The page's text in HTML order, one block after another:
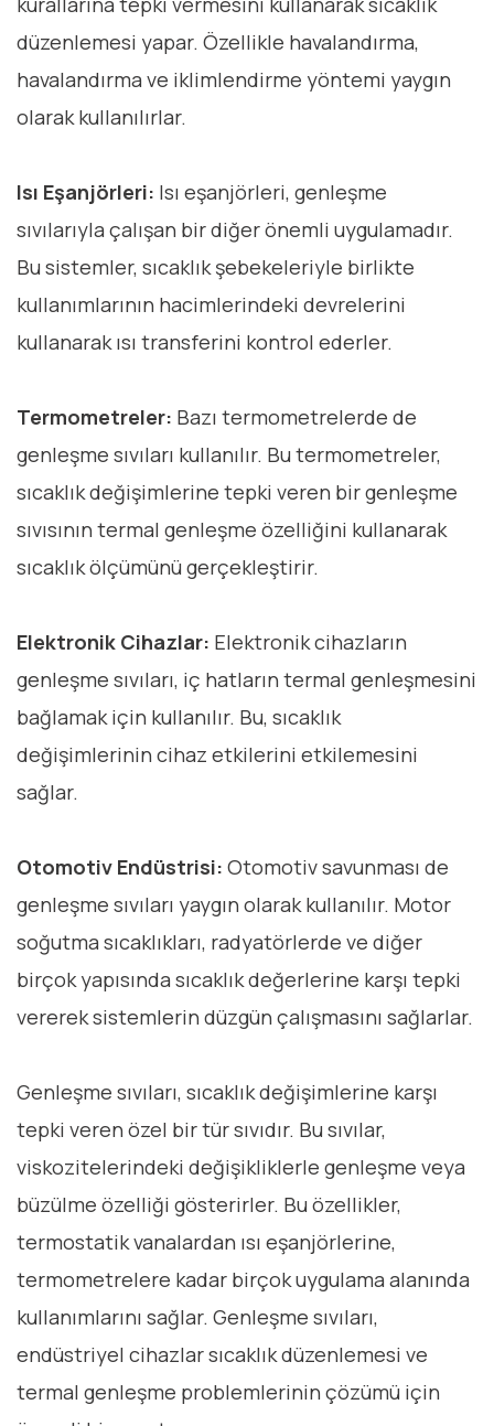
düzenlemesi yapar. Özellikle havalandırma,
havalandırma ve iklimlendirme yöntemi yaygın
olarak kullanılırlar.
Isı Eşanjörleri: Isı eşanjörleri, genleşme
sıvılarıyla çalışan bir diğer önemli uygulamadır.
Bu sistemler, sıcaklık şebekeleriyle birlikte
kullanımlarının hacimlerindeki devrelerini
kullanarak ısı transferini kontrol ederler.
Termometreler: Bazı termometrelerde de
genleşme sıvıları kullanılır. Bu termometreler,
sıcaklık değişimlerine tepki veren bir genleşme
sıvısının termal genleşme özelliğini kullanarak
sıcaklık ölçümünü gerçekleştirir.
Elektronik Cihazlar: Elektronik cihazların
genleşme sıvıları, iç hatların termal genleşmesini
bağlamak için kullanılır. Bu, sıcaklık
değişimlerinin cihaz etkilerini etkilemesini
sağlar.
Otomotiv Endüstrisi: Otomotiv savunması de
genleşme sıvıları yaygın olarak kullanılır. Motor
soğutma sıcaklıkları, radyatörlerde ve diğer
birçok yapısında sıcaklık değerlerine karşı tepki
vererek sistemlerin düzgün çalışmasını sağlarlar.
Genleşme sıvıları, sıcaklık değişimlerine karşı
tepki veren özel bir tür sıvıdır. Bu sıvılar,
viskozitelerindeki değişikliklerle genleşme veya
büzülme özelliği gösterirler. Bu özellikler,
termostatik vanalardan ısı eşanjörlerine,
termometrelere kadar birçok uygulama alanında
kullanımlarını sağlar. Genleşme sıvıları,
endüstriyel cihazlar sıcaklık düzenlemesi ve
termal genleşme problemlerinin çözümü için